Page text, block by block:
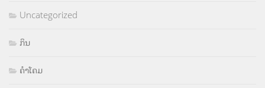
Uncategorized
ກິນ
ຄຳໂຄມ